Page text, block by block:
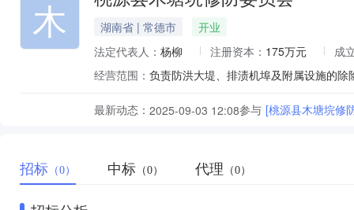
木 湖南省 | 常德市
开业
法定代表人： 杨柳 注册资本： 175万元
成
经营范围： 负责防洪大堤、排渍机埠及附属设施的
最新动态： 2025-09-03 12:08参与 [桃源县木塘垸修
招标 （0） 中标 （0） 代理 （0）